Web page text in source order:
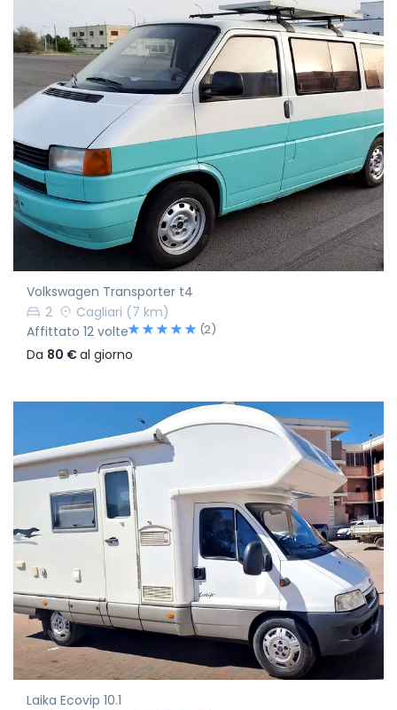
Volkswagen Transporter t4
2
Cagliari (7 km)
Affittato 12 volte
(2)
Da 80 €al giorno
Laika Ecovip 10.1